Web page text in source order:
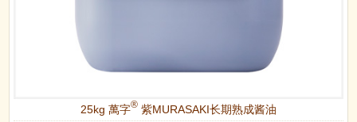
25kg 萬字® 紫MURASAKI长期熟成酱油